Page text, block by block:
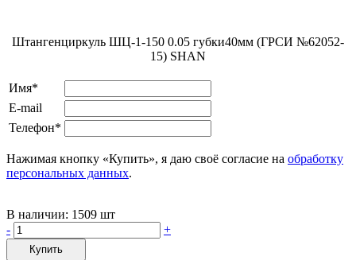
Штангенциркуль ШЦ-1-150 0.05 губки40мм (ГРСИ №62052-
15) SHAN
Имя*
E-mail
Телефон*
Нажимая кнопку «Купить», я даю своё согласие на обработку
персональных данных.
В наличии: 1509 шт
-
+
Купить